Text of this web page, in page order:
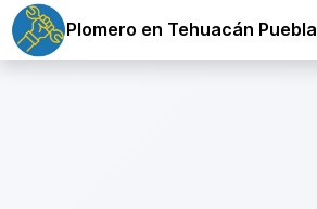
Plomero en Tehuacán Puebla